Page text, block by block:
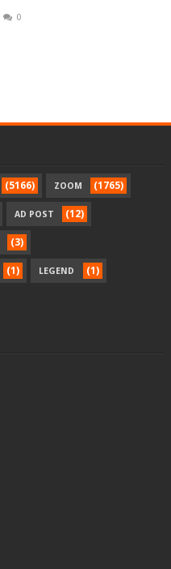
0
(5166) ZOOM (1765)
AD POST (12)
(3)
(1) LEGEND (1)